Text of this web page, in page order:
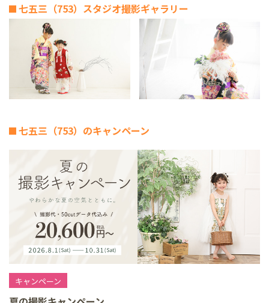
七五三（753）スタジオ撮影ギャラリー
七五三（753）のキャンペーン
キャンペーン